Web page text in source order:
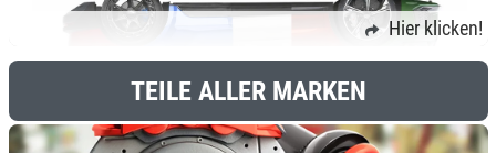
Hier klicken!
TEILE ALLER MARKEN